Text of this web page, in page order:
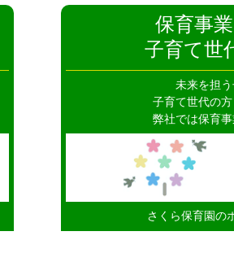
保育事
子育て世
未来を担う
子育て世代の方
弊社では保育事
さくら保育園の